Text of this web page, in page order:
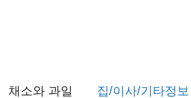
채소와 과일 집/이사/기타정보